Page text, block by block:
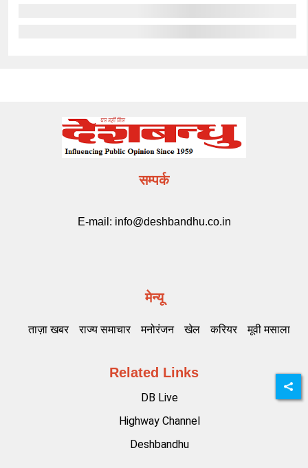
सम्पर्क
E-mail: info@deshbandhu.co.in
मेन्यू
ताज़ा खबर राज्य समाचार मनोरंजन खेल करियर मूवी मसाला
Related Links
DB Live
Highway Channel
Deshbandhu